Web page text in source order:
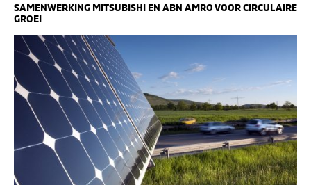
SAMENWERKING MITSUBISHI EN ABN AMRO VOOR CIRCULAIRE
GROEI